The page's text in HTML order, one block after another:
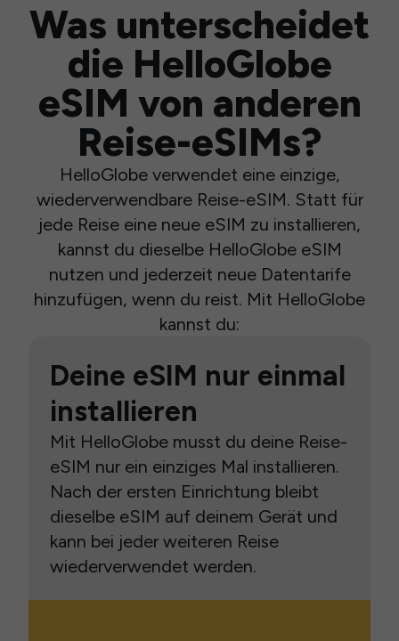
Was unterscheidet
die HelloGlobe
eSIM von anderen
Reise-eSIMs?
HelloGlobe verwendet eine einzige,
wiederverwendbare Reise-eSIM. Statt für
jede Reise eine neue eSIM zu installieren,
kannst du dieselbe HelloGlobe eSIM
nutzen und jederzeit neue Datentarife
hinzufügen, wenn du reist. Mit HelloGlobe
kannst du:
Deine eSIM nur einmal
installieren
Mit HelloGlobe musst du deine Reise-
eSIM nur ein einziges Mal installieren.
Nach der ersten Einrichtung bleibt
dieselbe eSIM auf deinem Gerät und
kann bei jeder weiteren Reise
wiederverwendet werden.